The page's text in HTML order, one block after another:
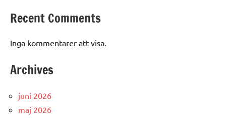
Recent Comments
Inga kommentarer att visa.
Archives
juni 2026
maj 2026